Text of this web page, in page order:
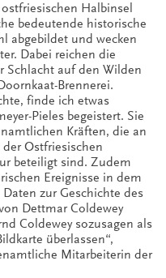
Halbinsel
bedeutende historische
abgebildet und wecken
Dabei reichen die
Schlacht auf den Wilden
Brennerei.
finde ich etwas
Pieles begeistert. Sie
Kräften, die an
Ostfriesischen
beteiligt sind. Zudem
Ereignisse in dem
zur Geschichte des
Dettmar Coldewey
Coldewey sozusagen als
überlassen“,
Mitarbeiterin der